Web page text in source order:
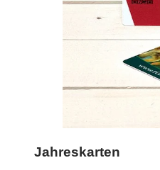
Jahreskarten